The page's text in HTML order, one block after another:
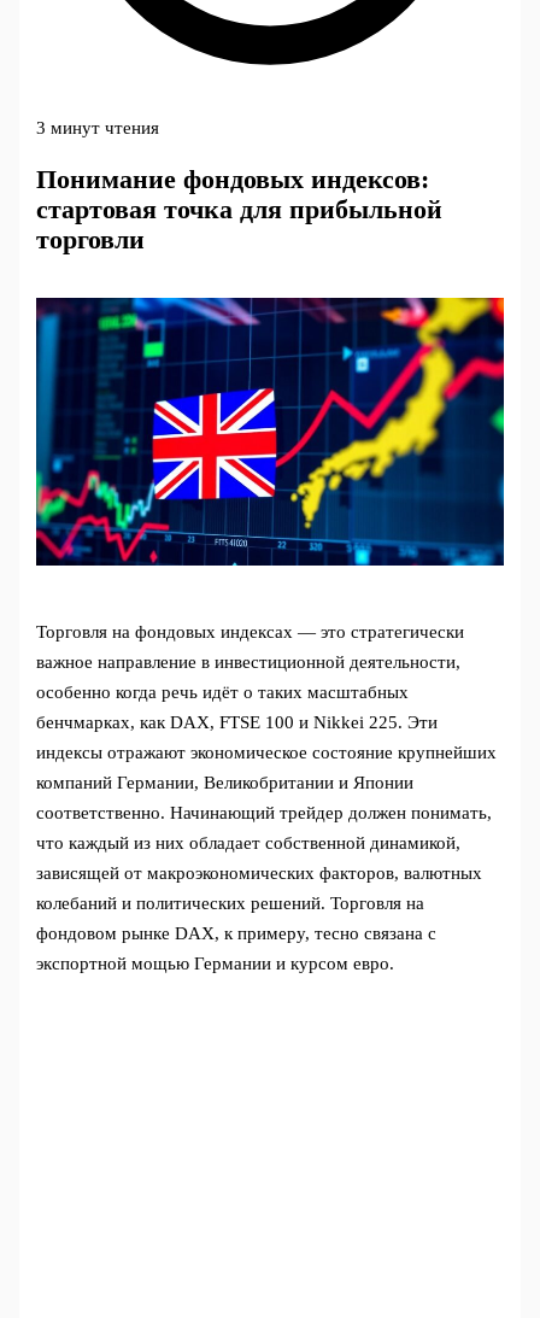
3 минут чтения
Понимание фондовых индексов:
стартовая точка для прибыльной
торговли
Торговля на фондовых индексах — это стратегически
важное направление в инвестиционной деятельности,
особенно когда речь идёт о таких масштабных
бенчмарках, как DAX, FTSE 100 и Nikkei 225. Эти
индексы отражают экономическое состояние крупнейших
компаний Германии, Великобритании и Японии
соответственно. Начинающий трейдер должен понимать,
что каждый из них обладает собственной динамикой,
зависящей от макроэкономических факторов, валютных
колебаний и политических решений. Торговля на
фондовом рынке DAX, к примеру, тесно связана с
экспортной мощью Германии и курсом евро.